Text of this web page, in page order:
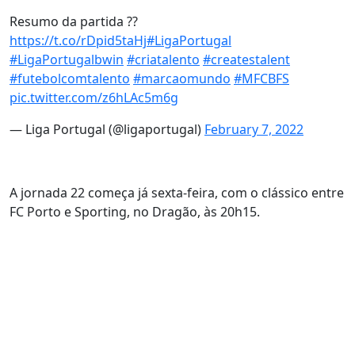
Resumo da partida ??
https://t.co/rDpid5taHj#LigaPortugal
#LigaPortugalbwin #criatalento #createstalent
#futebolcomtalento #marcaomundo #MFCBFS
pic.twitter.com/z6hLAc5m6g
— Liga Portugal (@ligaportugal) February 7, 2022
A jornada 22 começa já sexta-feira, com o clássico entre
FC Porto e Sporting, no Dragão, às 20h15.